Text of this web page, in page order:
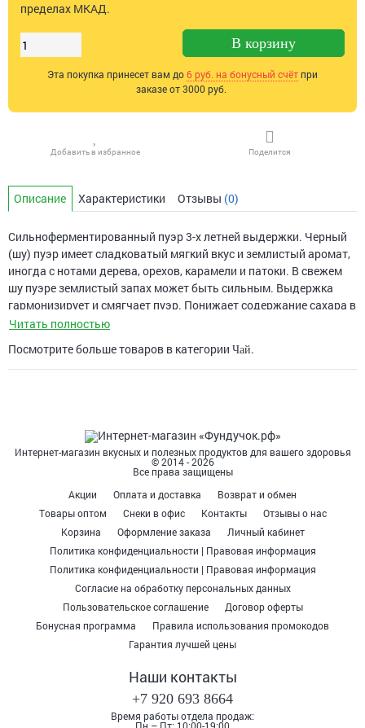
пределах МКАД.
В корзину
Эта покупка принесет вам до6руб. на бонусный счётпри
заказе от 3000 руб.
Добавить в избранное Поделится
Описание Характеристики Отзывы (0)
Сильноферментированный пуэр 3-х летней выдержки. Черный
(шу) пуэр имеет сладковатый мягкий вкус и землистый аромат,
иногда с нотами дерева, орехов, карамели и патоки. В свежем
шу пуэре землистый запах может быть сильным. Выдержка
гармонизирует и смягчает пуэр. Понижает содержание сахара в
крови, выводит шлаки, способствует похудению.
Читать полностью
Посмотрите больше товаров в категории Чай.
Интернет-магазин вкусных и полезных продуктов для вашего здоровья
© 2014 - 2026
Все права защищены
Акции
Оплата и доставка
Возврат и обмен
Товары оптом
Снеки в офис Контакты
Отзывы о нас
Корзина
Оформление заказа
Личный кабинет
Политика конфиденциальности | Правовая информация
Политика конфиденциальности | Правовая информация
Согласие на обработку персональных данных
Пользовательское соглашение
Договор оферты
Бонусная программа
Правила использования промокодов
Гарантия лучшей цены
Наши контакты
+7 920 693 8664
Время работы отдела продаж: